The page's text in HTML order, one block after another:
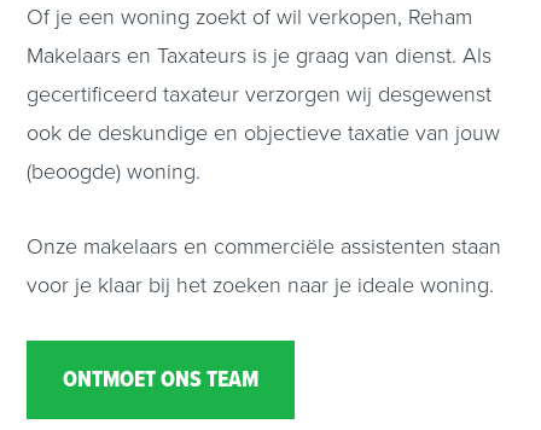
Of je een woning zoekt of wil verkopen, Reham
Makelaars en Taxateurs is je graag van dienst. Als
gecertificeerd taxateur verzorgen wij desgewenst
ook de deskundige en objectieve taxatie van jouw
(beoogde) woning.
Onze makelaars en commerciële assistenten staan
voor je klaar bij het zoeken naar je ideale woning.
ONTMOET ONS TEAM